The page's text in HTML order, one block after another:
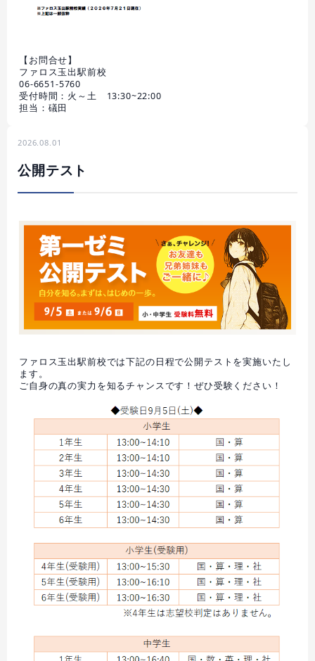
【お問合せ】
ファロス玉出駅前校
06-6651-5760
受付時間：火～土 13:30~22:00
担当：礒田
2026.08.01
公開テスト
ファロス玉出駅前校では下記の日程で公開テストを実施いたし
ます。
ご自身の真の実力を知るチャンスです！ぜひ受験ください！